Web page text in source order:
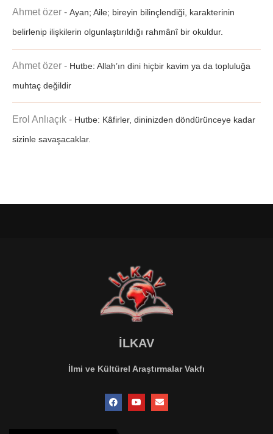
Ahmet özer - Ayan; Aile; bireyin bilinçlendiği, karakterinin
belirlenip ilişkilerin olgunlaştırıldığı rahmânî bir okuldur.
Ahmet özer - Hutbe: Allah’ın dini hiçbir kavim ya da topluluğa
muhtaç değildir
Erol Anlıaçık - Hutbe: Kâfirler, dininizden döndürünceye kadar
sizinle savaşacaklar.
İLKAV
İlmi ve Kültürel Araştırmalar Vakfı